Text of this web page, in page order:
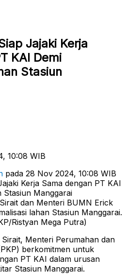
Jajaki Kerja
KAI Demi
Stasiun
10:08 WIB
pada 28 Nov 2024, 10:08 WIB
dan Menteri BUMN Erick
lahan Stasiun Manggarai.
Ristyan Mega Putra)
Menteri Perumahan dan
berkomitmen untuk
PT KAI dalam urusan
Stasiun Manggarai.